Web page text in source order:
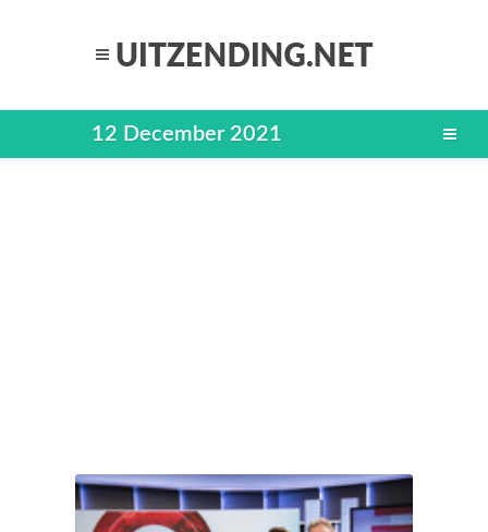
12 December 2021